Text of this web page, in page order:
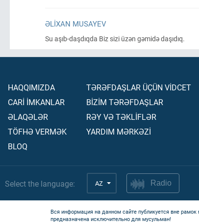
ƏLIXAN MUSAYEV
Su aşıb-daşdıqda Biz sizi üzən gəmidə daşıdıq.
HAQQIMIZDA
CARİ İMKANLAR
ƏLAQƏLƏR
TÖFHƏ VERMƏK
BLOQ
TƏRƏFDAŞLAR ÜÇÜN VİDCET
BİZİM TƏRƏFDAŞLAR
RƏY VƏ TƏKLİFLƏR
YARDIM MƏRKƏZİ
Select the language: AZ Radio
Вся информация на данном сайте публикуется вне рамок
предназначена исключительно для мусульман!